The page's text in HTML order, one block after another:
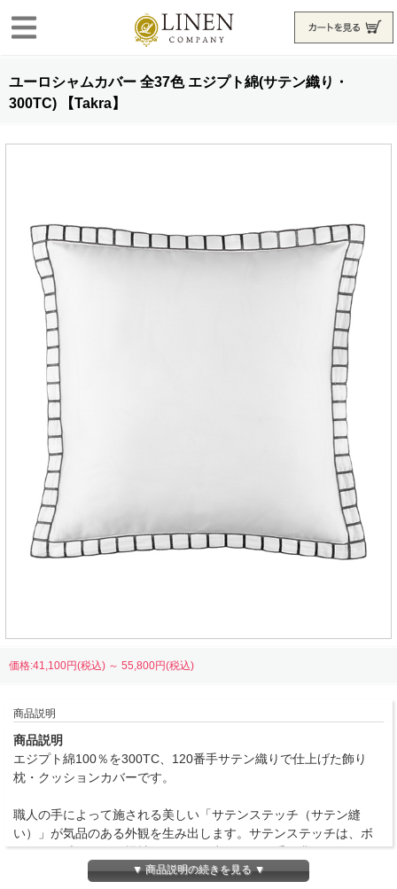
ユーロシャムカバー 全37色 エジプト綿(サテン織り・
300TC) 【Takra】
価格:41,100円(税込) ～ 55,800円(税込)
商品説明
商品説明
エジプト綿100％を300TC、120番手サテン織りで仕上げた飾り
枕・クッションカバーです。
職人の手によって施される美しい「サテンステッチ（サテン縫
い）」が気品のある外観を生み出します。サテンステッチは、ボ
リューム感があり、機械ミシンでは出せない、手作業ならではの
風合いが魅力。祭服メーカーとして代々伝承された確かな刺繍技
▼ 商品説明の続きを見る ▼